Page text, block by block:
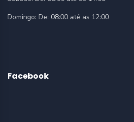
Domingo: De: 08:00 até as 12:00
Facebook